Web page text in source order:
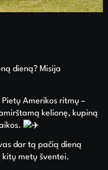
dieną? Misija
Amerikos ritmų –
kelionę, kupiną
dar tą pačią dieną
kitų metų šventei.